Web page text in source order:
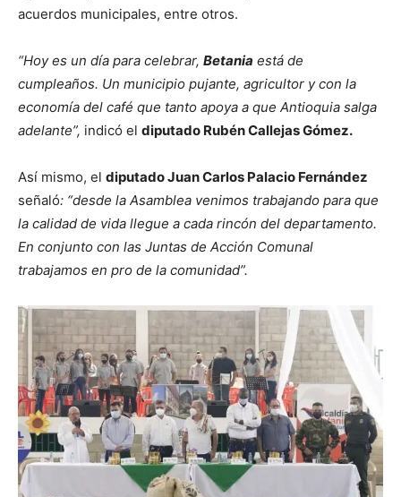
acuerdos municipales, entre otros.
“Hoy es un día para celebrar, Betania está de
cumpleaños. Un municipio pujante, agricultor y con la
economía del café que tanto apoya a que Antioquia salga
adelante”, indicó el diputado Rubén Callejas Gómez.
Así mismo, el diputado Juan Carlos Palacio Fernández
señaló: “desde la Asamblea venimos trabajando para que
la calidad de vida llegue a cada rincón del departamento.
En conjunto con las Juntas de Acción Comunal
trabajamos en pro de la comunidad”.